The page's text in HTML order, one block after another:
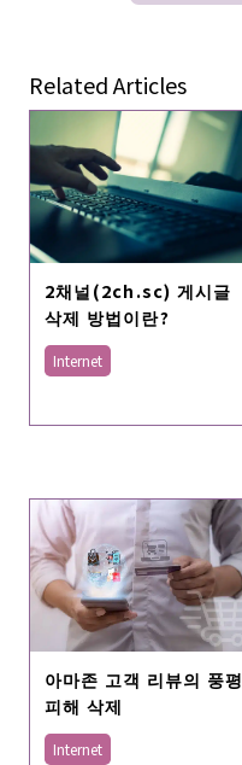
Related Articles
2채널(2ch.sc) 게시글
삭제 방법이란?
Internet
아마존 고객 리뷰의 풍평
피해 삭제
Internet